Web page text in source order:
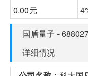
0.00元
国盾量子 -
详细情况